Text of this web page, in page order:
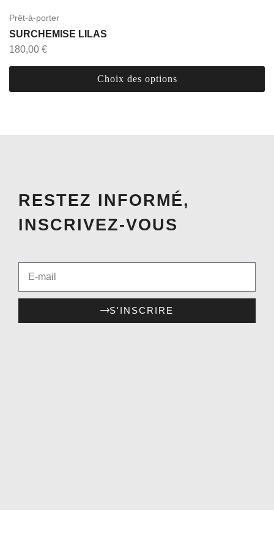
Prêt-à-porter
SURCHEMISE LILAS
180,00 €
Choix des options
RESTEZ INFORMÉ,
INSCRIVEZ-VOUS
S'INSCRIRE